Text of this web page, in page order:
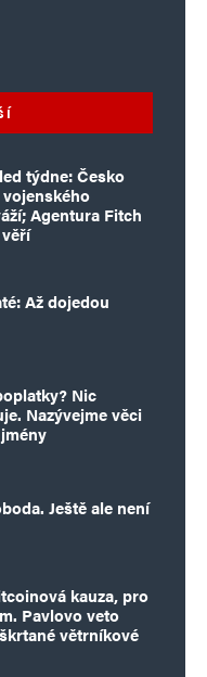
týdne: Česko
Agentura Fitch
Až dojedou
Nic
Nazývejme věci
Ještě ale není
kauza, pro
Pavlovo veto
větrníkové